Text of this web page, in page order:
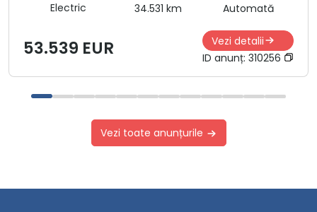
Electric 34.531 km Automată
53.539 EUR
Vezi detalii
ID anunț: 310256
Vezi toate anunțurile